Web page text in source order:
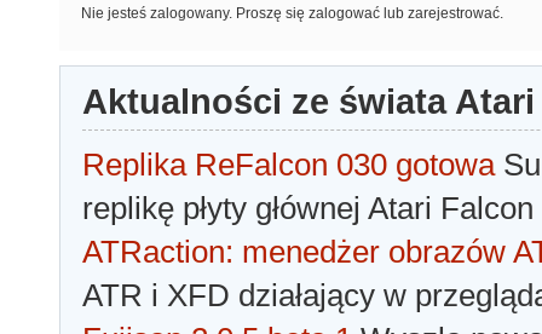
Nie jesteś zalogowany. Proszę się zalogować lub zarejestrować.
Aktualności ze świata Atari
Replika ReFalcon 030 gotowa
replikę płyty głównej Atari
ATRaction: menedżer obrazów
ATR i XFD działający w